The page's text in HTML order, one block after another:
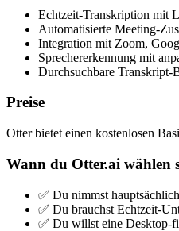
Echtzeit-Transkription mit
Automatisierte Meeting-
Integration mit Zoom,
Sprechererkennung mit
Durchsuchbare
Preise
Otter bietet einen kostenlosen
Wann du Otter.ai wählen
✅ Du nimmst
✅ Du brauchst Echtzeit-
✅ Du willst eine Desktop-